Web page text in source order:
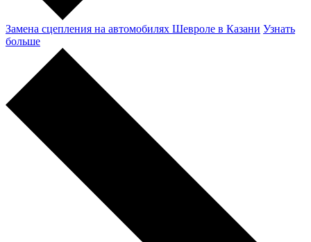
Замена сцепления на автомобилях Шевроле в Казани Узнать
больше